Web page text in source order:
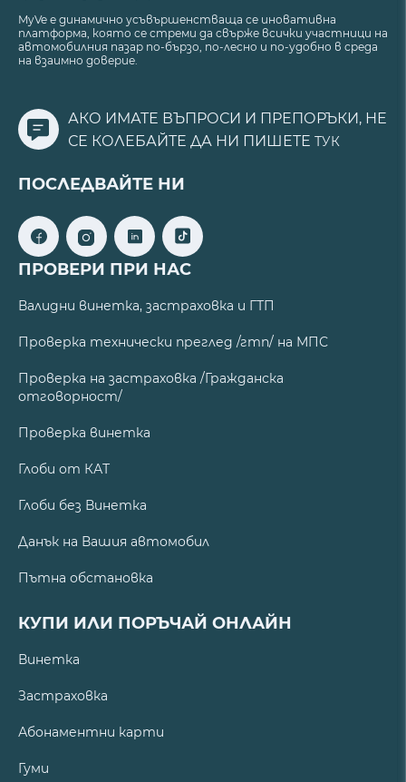
MyVe е динамично усъвършенстваща се иновативна
платформа, която се стреми да свърже всички участници на
автомобилния пазар по-бързо, по-лесно и по-удобно в среда
на взаимно доверие.
АКО ИМАТЕ ВЪПРОСИ И ПРЕПОРЪКИ, НЕ
СЕ КОЛЕБАЙТЕ ДА НИ ПИШЕТЕ ТУК
ПОСЛЕДВАЙТЕ НИ
ПРОВЕРИ ПРИ НАС
Валидни винетка, застраховка и ГТП
Проверка технически преглед /гтп/ на МПС
Проверка на застраховка /Гражданска
отговорност/
Проверка винетка
Глоби от КАТ
Глоби без Винетка
Данък на Вашия автомобил
Пътна обстановка
КУПИ ИЛИ ПОРЪЧАЙ ОНЛАЙН
Винетка
Застраховка
Абонаментни карти
Гуми